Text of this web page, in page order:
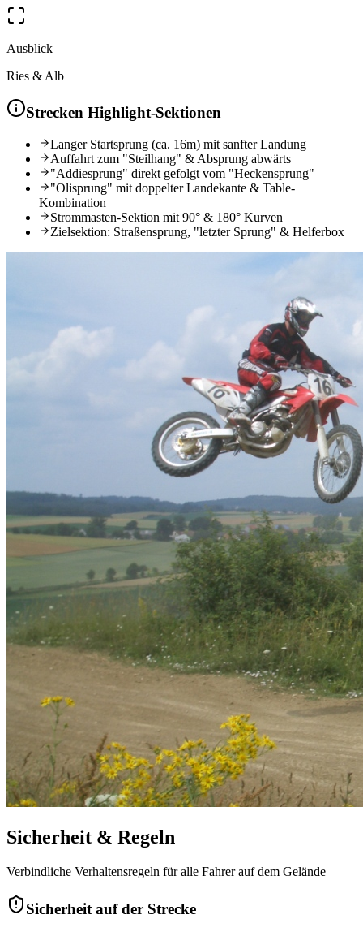
Ausblick
Ries & Alb
Strecken Highlight-Sektionen
Langer Startsprung (ca. 16m) mit sanfter Landung
Auffahrt zum "Steilhang" & Absprung abwärts
"Addiesprung" direkt gefolgt vom "Heckensprung"
"Olisprung" mit doppelter Landekante & Table-
Kombination
Strommasten-Sektion mit 90° & 180° Kurven
Zielsektion: Straßensprung, "letzter Sprung" & Helferbox
Sicherheit & Regeln
Verbindliche Verhaltensregeln für alle Fahrer auf dem Gelände
Sicherheit auf der Strecke